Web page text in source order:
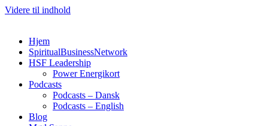
Videre til indhold
Hjem
SpiritualBusinessNetwork
HSF Leadership
Power Energikort
Podcasts
Podcasts – Dansk
Podcasts – English
Blog